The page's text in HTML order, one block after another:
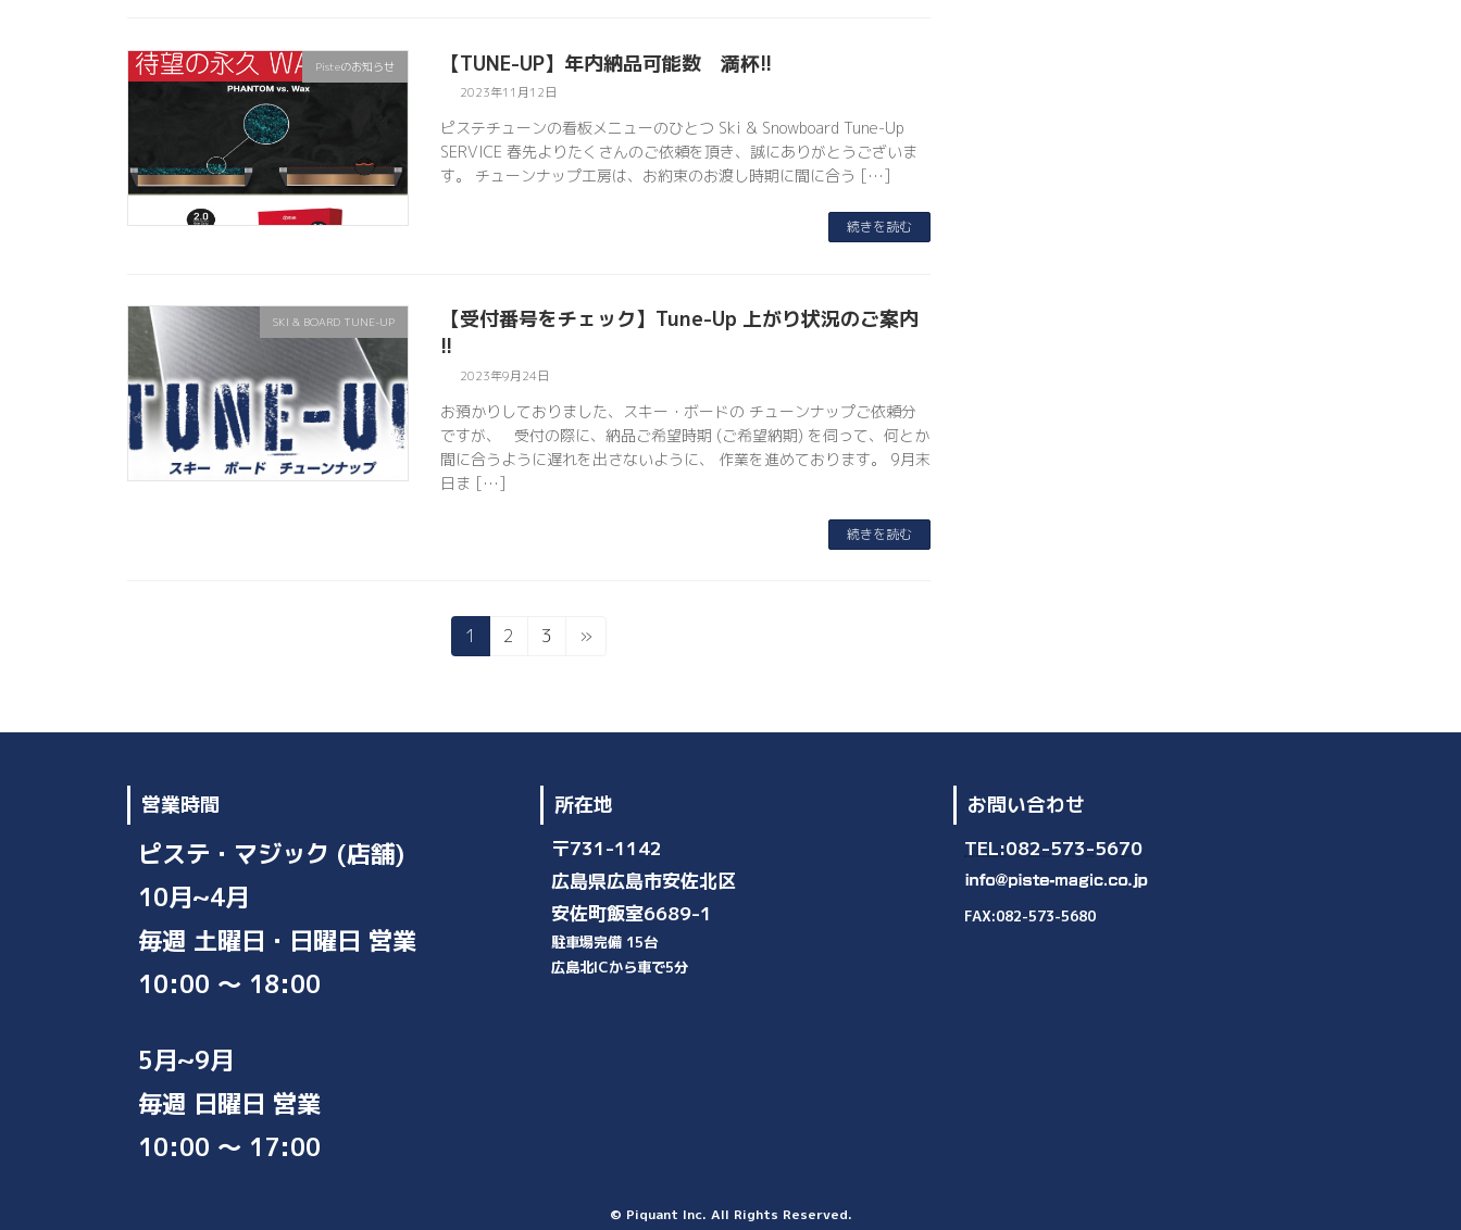
Pisteのお知らせ 【TUNE-UP】年内納品可能数 満杯!!
2023年11月12日
ピステチューンの看板メニューのひとつ Ski & Snowboard Tune-Up
SERVICE 春先よりたくさんのご依頼を頂き、誠にありがとうございま
す。 チューンナップ工房は、お約束のお渡し時期に間に合う […]
続きを読む
SKI & BOARD TUNE-UP
【受付番号をチェック】Tune-Up 上がり状況のご案内
!!
2023年9月24日
お預かりしておりました、スキー・ボードの チューンナップご依頼分
ですが、 受付の際に、納品ご希望時期 (ご希望納期) を伺って、何とか
間に合うように遅れを出さないように、 作業を進めております。 9月末
日ま […]
続きを読む
の
ー
ジ
送
り
固
定
ジ
1
固
ジ
2
固
ジ
3 »
営業時間
ピステ・マジック (店舗)
10月~4月
毎週 土曜日・日曜日 営業
10:00 ～ 18:00
5月~9月
毎週 日曜日 営業
10:00 ～ 17:00
所在地
〒731-1142
広島県広島市安佐北区
安佐町飯室6689-1
駐車場完備 15台
広島北ICから車で5分
お問い合わせ
TEL:082-573-5670
FAX:082-573-5680
© Piquant Inc. All Rights Reserved.